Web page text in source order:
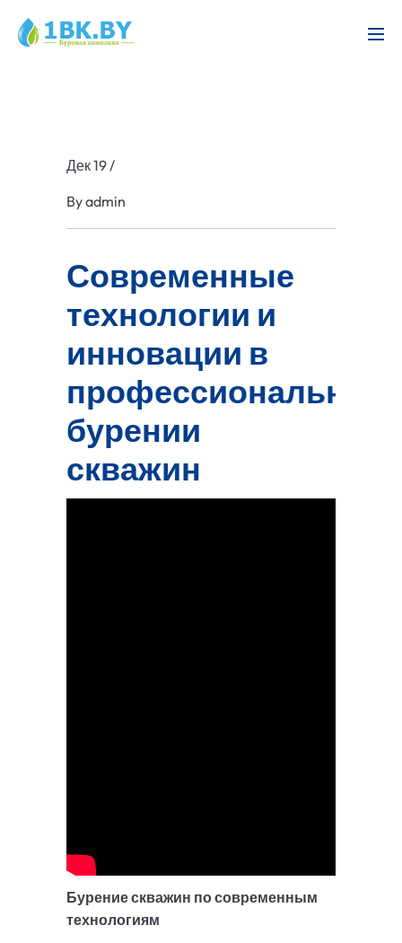
Дек 19/
Byadmin
Современные
технологии и
инновации в
профессиональном
бурении
скважин
Бурение скважин по современным
технологиям